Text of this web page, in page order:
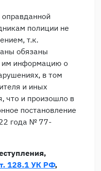
полиции не
т.к.
обязаны
им информацию о
в том
и иных
что и произошло в
постановление
года № 77-
128.1 УК РФ,